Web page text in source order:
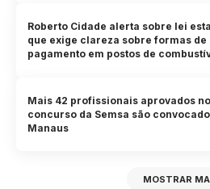
Roberto Cidade alerta sobre lei
que exige clareza sobre formas de
pagamento em postos de
Mais 42 profissionais aprovados no
concurso da Semsa são
Manaus
MOSTRAR